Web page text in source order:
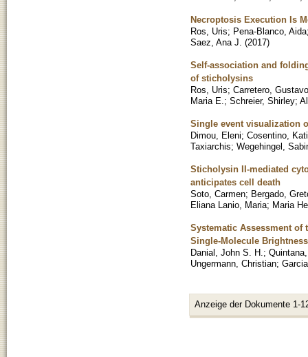
Necroptosis Execution Is
Ros, Uris; Pena-Blanco, Aida
Saez, Ana J. (2017)
Self-association and
of sticholysins
Ros, Uris; Carretero,
Maria E. ; Schreier, Shirley;
Single event visualization
Dimou, Eleni; Cosentino,
Taxiarchis; Wegehingel,
Sticholysin II-mediated
anticipates cell death
Soto, Carmen; Bergado,
Eliana Lanio, Maria; Maria
Systematic Assessment
Single-Molecule
Danial, John S. H. ;
Ungermann, Christian;
Anzeige der Dokumente 1-